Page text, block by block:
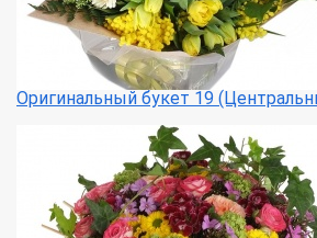
Оригинальный букет 19